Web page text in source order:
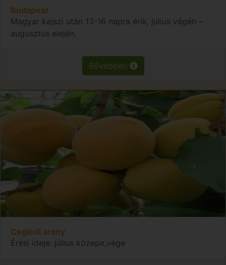
Budapest
Magyar kajszi után 13-16 napra érik, július végén –
augusztus elején.
Bővebben
Ceglédi arany
Érési ideje: július közepe,vége